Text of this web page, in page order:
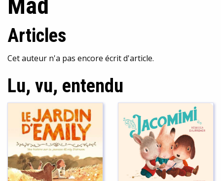
Mad
Articles
Cet auteur n'a pas encore écrit d'article.
Lu, vu, entendu